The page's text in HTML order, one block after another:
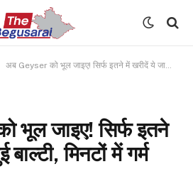
अब Geyser को भूल जाइए! सिर्फ इतने में खरीदें ये जादुई बाल्टी, मिनटों में गर्म होगा पानी
भूल जाइए! सिर्फ इतने
मिनटों में गर्म